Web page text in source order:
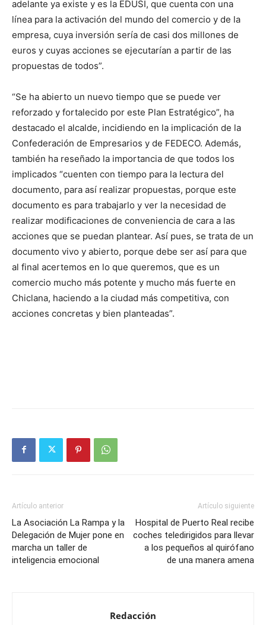
adelante ya existe y es la EDUSI, que cuenta con una
línea para la activación del mundo del comercio y de la
empresa, cuya inversión sería de casi dos millones de
euros y cuyas acciones se ejecutarían a partir de las
propuestas de todos”.
“Se ha abierto un nuevo tiempo que se puede ver
reforzado y fortalecido por este Plan Estratégico”, ha
destacado el alcalde, incidiendo en la implicación de la
Confederación de Empresarios y de FEDECO. Además,
también ha reseñado la importancia de que todos los
implicados “cuenten con tiempo para la lectura del
documento, para así realizar propuestas, porque este
documento es para trabajarlo y ver la necesidad de
realizar modificaciones de conveniencia de cara a las
acciones que se puedan plantear. Así pues, se trata de un
documento vivo y abierto, porque debe ser así para que
al final acertemos en lo que queremos, que es un
comercio mucho más potente y mucho más fuerte en
Chiclana, haciendo a la ciudad más competitiva, con
acciones concretas y bien planteadas”.
Artículo anterior
La Asociación La Rampa y la
Delegación de Mujer pone en
marcha un taller de
inteligencia emocional
Artículo siguiente
Hospital de Puerto Real recibe
coches teledirigidos para llevar
a los pequeños al quirófano
de una manera amena
Redacción